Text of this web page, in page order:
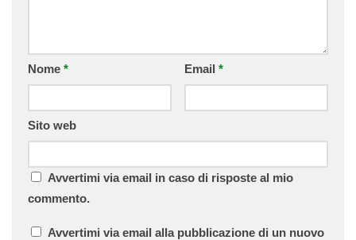
Nome * Email *
Sito web
Avvertimi via email in caso di risposte al mio
commento.
Avvertimi via email alla pubblicazione di un nuovo